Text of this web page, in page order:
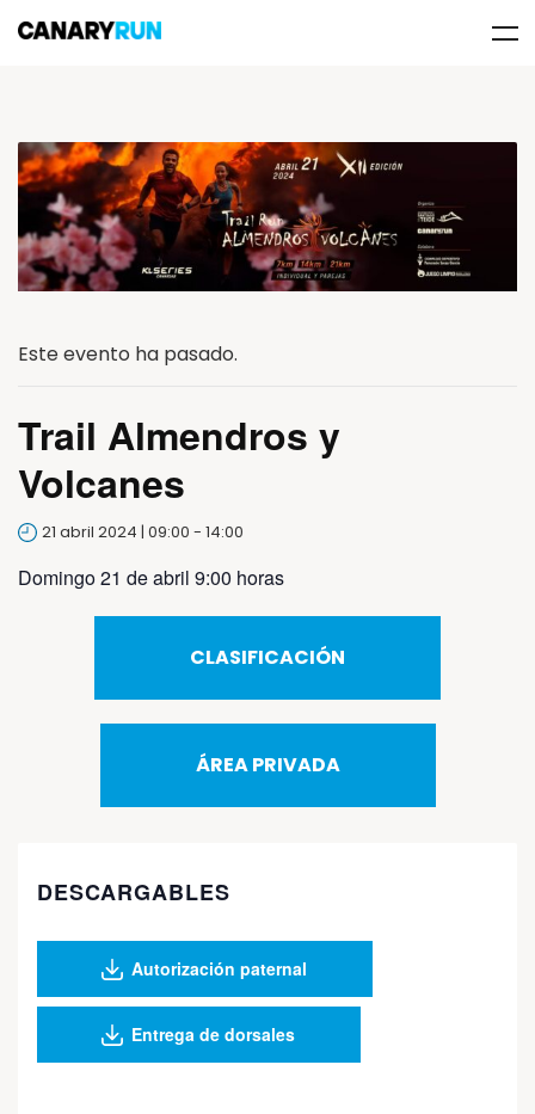
Este evento ha pasado.
Trail Almendros y
Volcanes
21 abril 2024 | 09:00 - 14:00
Domingo 21 de abril 9:00 horas
CLASIFICACIÓN
ÁREA PRIVADA
DESCARGABLES
Autorización paternal
Entrega de dorsales